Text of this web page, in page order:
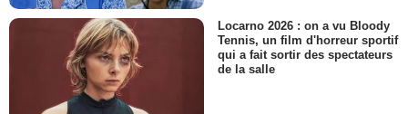
Locarno 2026 : on a vu Bloody
Tennis, un film d'horreur sportif
qui a fait sortir des spectateurs
de la salle